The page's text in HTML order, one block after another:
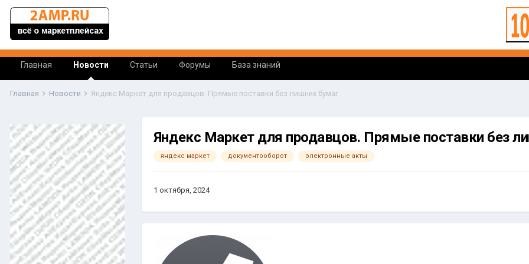
Главная Новости Статьи Форумы База знаний
Главная Новости Яндекс Маркет для продавцов. Прямые поставки без лишних бумаг
Яндекс Маркет для продавцов. Прямые поставки без
яндекс маркет документооборот электронные акты
1 октября, 2024